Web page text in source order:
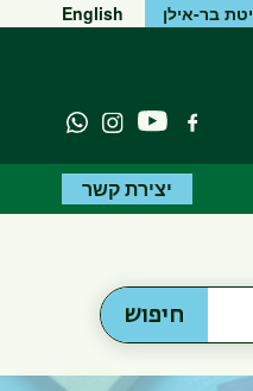
בר-אילן English
פייסבוקיוטיוב Instagram
יצירת קשר
חיפוש